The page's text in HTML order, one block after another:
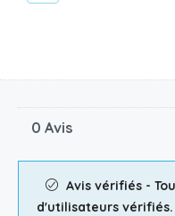
0 Avis
Avis vérifiés -
d'utilisateurs vérifiés.